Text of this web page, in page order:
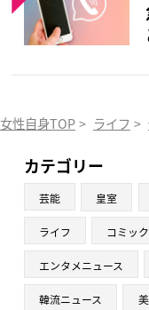
女性自身TOP > ライフ >
カテゴリー
芸能 皇室
ライフ コミック
エンタメニュース
韓流ニュース